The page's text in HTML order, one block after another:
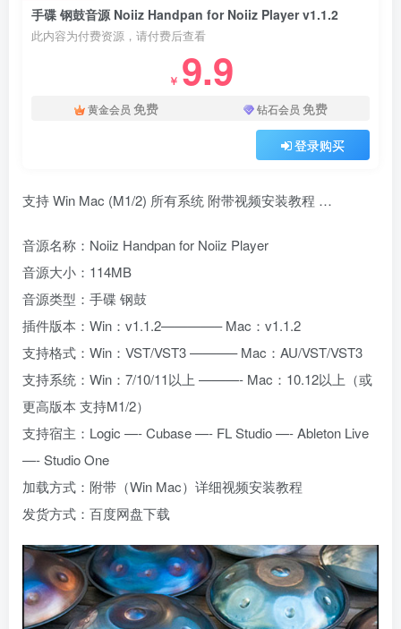
手碟 钢鼓音源 Noiiz Handpan for Noiiz Player v1.1.2
此内容为付费资源，请付费后查看
￥ 9.9
黄金会员 免费 钻石会员 免费
登录购买
支持 Win Mac (M1/2) 所有系统 附带视频安装教程 …
音源名称：Noiiz Handpan for Noiiz Player
音源大小：114MB
音源类型：手碟 钢鼓
插件版本：Win：v1.1.2————– Mac：v1.1.2
支持格式：Win：VST/VST3 ———– Mac：AU/VST/VST3
支持系统：Win：7/10/11以上 ———- Mac：10.12以上（或
更高版本 支持M1/2）
支持宿主：Logic —- Cubase —- FL Studio —- Ableton Live
—- Studio One
加载方式：附带（Win Mac）详细视频安装教程
发货方式：百度网盘下载